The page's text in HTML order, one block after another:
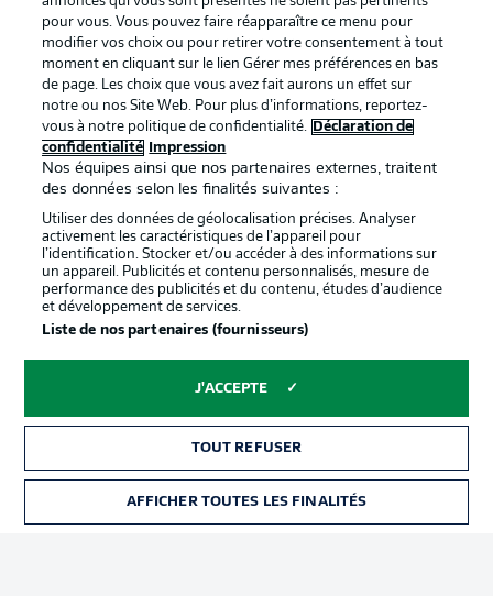
BUNDESLIGA APP
Proposé par
services
Mentions Légales Gérer mes préférences
pour vous. Vous pouvez faire réapparaître ce menu pour
modifier vos choix ou pour retirer votre consentement à tout
moment en cliquant sur le lien Gérer mes préférences en bas
de page. Les choix que vous avez fait aurons un effet sur
notre ou nos Site Web. Pour plus d’informations, reportez-
vous à notre politique de confidentialité.
Déclaration de
confidentialité
Impression
Nos équipes ainsi que nos partenaires externes, traitent
des données selon les finalités suivantes :
Utiliser des données de géolocalisation précises. Analyser
activement les caractéristiques de l’appareil pour
l’identification. Stocker et/ou accéder à des informations sur
un appareil. Publicités et contenu personnalisés, mesure de
performance des publicités et du contenu, études d’audience
et développement de services.
Liste de nos partenaires (fournisseurs)
J'ACCEPTE
TOUT REFUSER
AFFICHER TOUTES LES FINALITÉS